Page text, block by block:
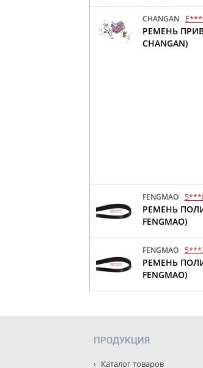
CHANGAN
РЕМЕНЬ
CHANGAN)
FENGMAO
РЕМЕНЬ
FENGMAO)
FENGMAO
РЕМЕНЬ
FENGMAO)
ПРОДУКЦИЯ
Каталог товаров